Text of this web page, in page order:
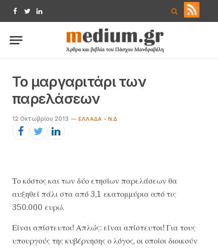
Facebook
TwitterLinkedIn
Το μαργαριτάρι των
παρελάσεων
12 Οκτωβρίου 2013 ΕΛΛΆΔΑ - Ν.Δ
Το κόστος και των δύο ετησίων παρελάσεων θα
αυξηθεί πάλι στα από 3,1 εκατομμύρια από τις
350.000 ευρώ.
Είναι απίστευτοι! Απλώς: είναι απίστευτοι! Για τους
υπουργούς της κυβέρνησης ο λόγος, οι οποίοι διοικούν